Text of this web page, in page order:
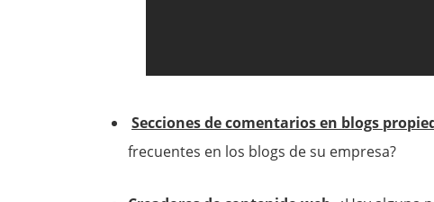
Secciones de comentarios en blogs
frecuentes en los blogs de su empresa?